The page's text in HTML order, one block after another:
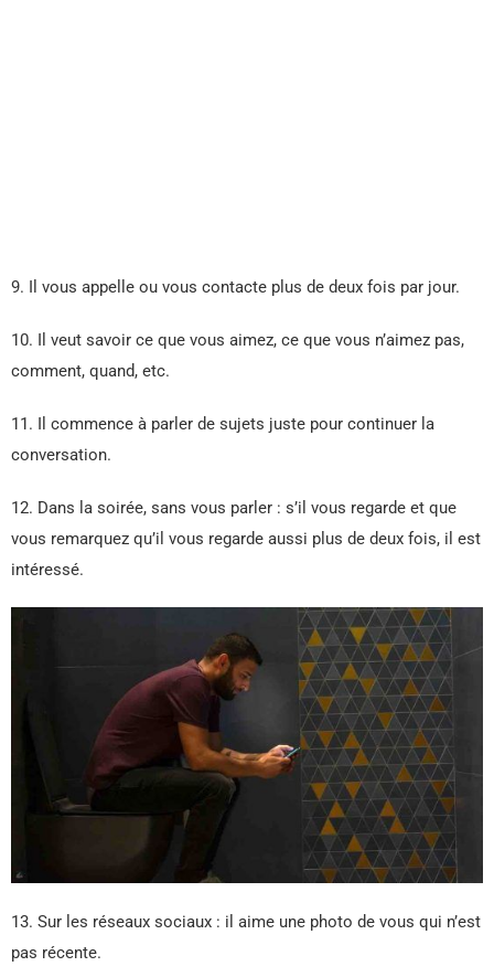
9. Il vous appelle ou vous contacte plus de deux fois par jour.
10. Il veut savoir ce que vous aimez, ce que vous n’aimez pas,
comment, quand, etc.
11. Il commence à parler de sujets juste pour continuer la
conversation.
12. Dans la soirée, sans vous parler : s’il vous regarde et que
vous remarquez qu’il vous regarde aussi plus de deux fois, il est
intéressé.
13. Sur les réseaux sociaux : il aime une photo de vous qui n’est
pas récente.